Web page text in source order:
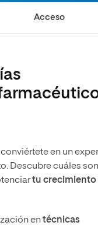
Acceso
conviértete en un
Descubre cuáles
tu crecimiento
entécnicas